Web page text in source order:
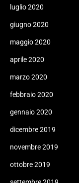
luglio 2020
giugno 2020
maggio 2020
aprile 2020
marzo 2020
febbraio 2020
gennaio 2020
dicembre 2019
novembre 2019
ottobre 2019